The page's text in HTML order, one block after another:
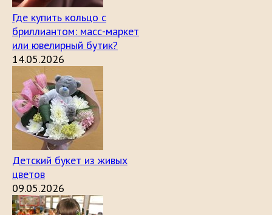
Где купить кольцо с
бриллиантом: масс-маркет
или ювелирный бутик?
14.05.2026
Детский букет из живых
цветов
09.05.2026